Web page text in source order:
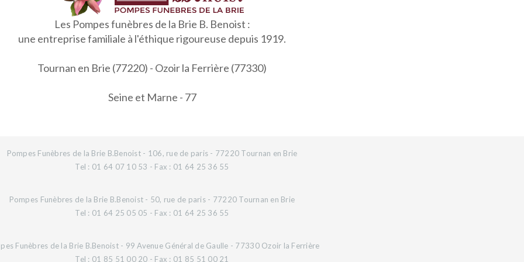
Les Pompes funèbres de la Brie B. Benoist :
une entreprise familiale à l'éthique rigoureuse depuis 1919.
Tournan en Brie (77220) - Ozoir la Ferrière (77330)
Seine et Marne - 77
Pompes Funèbres de la Brie B.Benoist - 106, rue de paris - 77220 Tournan en Brie
Tel : 01 64 07 10 53 - Fax : 01 64 25 36 55
Pompes Funèbres de la Brie B.Benoist - 50, rue de paris - 77220 Tournan en Brie
Tel : 01 64 25 05 05 - Fax : 01 64 25 36 55
Funèbres de la Brie B.Benoist - 99 Avenue Général de Gaulle - 77330 Ozoir la Ferrière
Tel : 01 85 51 00 20 - Fax : 01 85 51 00 21